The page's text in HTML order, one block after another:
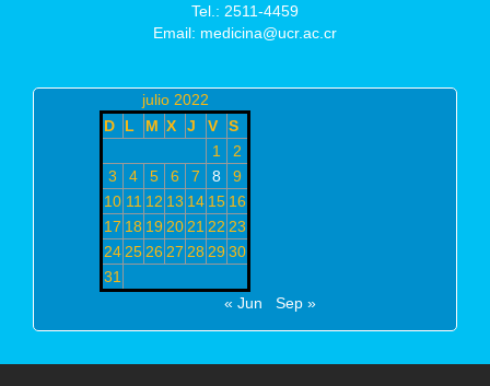
Tel.: 2511-4459
Email: medicina@ucr.ac.cr
julio 2022
D
L M X J V
S
1
2
3
4 5 6 7 8
9
10 11 12 13 14 15 16
17 18 19 20 21 22 23
24 25 26 27 28 2930
31
« Jun
Sep »